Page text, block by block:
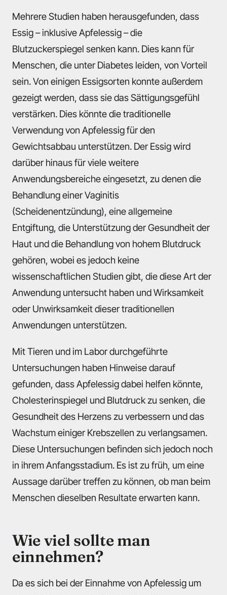
Mehrere Studien haben herausgefunden, dass
Essig – inklusive Apfelessig – die
Blutzuckerspiegel senken kann. Dies kann für
Menschen, die unter Diabetes leiden, von Vorteil
sein. Von einigen Essigsorten konnte außerdem
gezeigt werden, dass sie das Sättigungsgefühl
verstärken. Dies könnte die traditionelle
Verwendung von Apfelessig für den
Gewichtsabbau unterstützen. Der Essig wird
darüber hinaus für viele weitere
Anwendungsbereiche eingesetzt, zu denen die
Behandlung einer Vaginitis
(Scheidenentzündung), eine allgemeine
Entgiftung, die Unterstützung der Gesundheit der
Haut und die Behandlung von hohem Blutdruck
gehören, wobei es jedoch keine
wissenschaftlichen Studien gibt, die diese Art der
Anwendung untersucht haben und Wirksamkeit
oder Unwirksamkeit dieser traditionellen
Anwendungen unterstützen.
Mit Tieren und im Labor durchgeführte
Untersuchungen haben Hinweise darauf
gefunden, dass Apfelessig dabei helfen könnte,
Cholesterinspiegel und Blutdruck zu senken, die
Gesundheit des Herzens zu verbessern und das
Wachstum einiger Krebszellen zu verlangsamen.
Diese Untersuchungen befinden sich jedoch noch
in ihrem Anfangsstadium. Es ist zu früh, um eine
Aussage darüber treffen zu können, ob man beim
Menschen dieselben Resultate erwarten kann.
Wie viel sollte man
einnehmen?
Da es sich bei der Einnahme von Apfelessig um